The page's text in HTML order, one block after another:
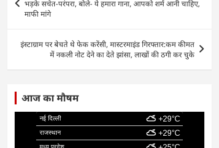
o
o
k
p
भड़के सचेत-परंपरा, बोले- ये हमारा गाना, आपको शर्म आनी चाहिए,
माफी मांगे
इंस्टाग्राम पर बेचते थे फेक करेंसी, मास्टरमाइंड गिरफ्तार:कम कीमत
में नकली नोट देने का देते झांसा, लाखों की ठगी कर चुके
आज का मौषम
नई दिल्ली +29°C
राजस्थान +29°C